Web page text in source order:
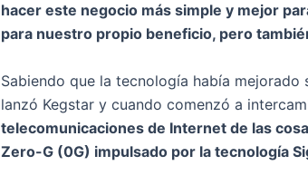
hacer este negocio más simple y mejor
para nuestro propio beneficio, pero
Sabiendo que la tecnología había
lanzó Kegstar y cuando comenzó a
telecomunicaciones de Internet de las
Zero-G (0G) impulsado por la tecnología